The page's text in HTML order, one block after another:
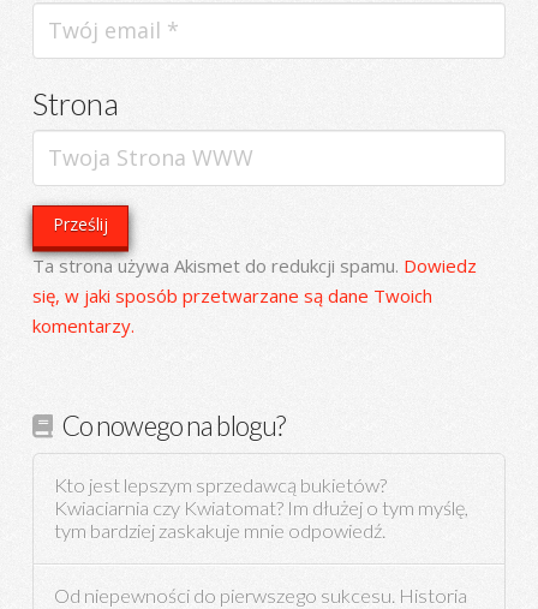
Strona
Ta strona używa Akismet do redukcji spamu. Dowiedz
się, w jaki sposób przetwarzane są dane Twoich
komentarzy.
Co nowego na blogu?
Kto jest lepszym sprzedawcą bukietów?
Kwiaciarnia czy Kwiatomat? Im dłużej o tym myślę,
tym bardziej zaskakuje mnie odpowiedź.
Od niepewności do pierwszego sukcesu. Historia